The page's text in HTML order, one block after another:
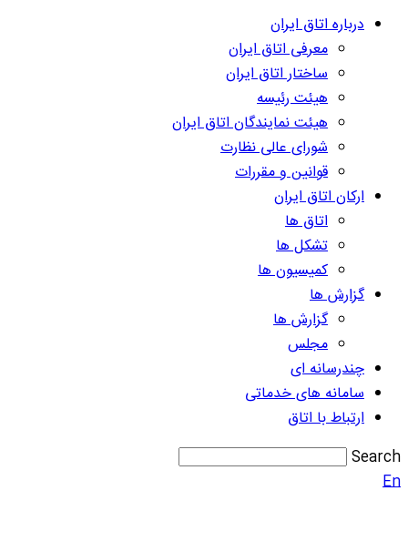
درباره اتاق ایران
معرفی اتاق ایران
ساختار اتاق ایران
هیئت رئیسه
هیئت نمایندگان اتاق ایران
شورای عالی نظارت
قوانین و مقررات
ارکان اتاق ایران
اتاق ها
تشکل ها
کمیسیون ها
گزارش ها
گزارش ها
مجلس
چندرسانه ای
سامانه های خدماتی
ارتباط با اتاق
Search
En